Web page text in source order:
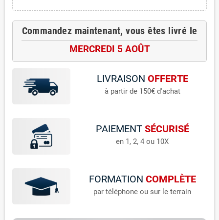
Commandez maintenant, vous êtes livré le
MERCREDI 5 AOÛT
LIVRAISON OFFERTE
à partir de 150€ d'achat
PAIEMENT SÉCURISÉ
en 1, 2, 4 ou 10X
FORMATION COMPLÈTE
par téléphone ou sur le terrain